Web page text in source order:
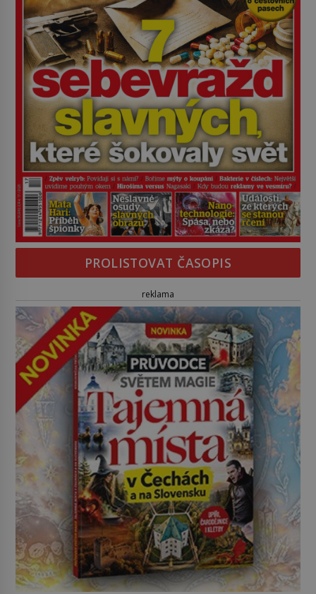
PROLISTOVAT ČASOPIS
reklama